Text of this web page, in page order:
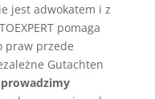
jest adwokatem i z
pomaga
praw przede
Gutachten